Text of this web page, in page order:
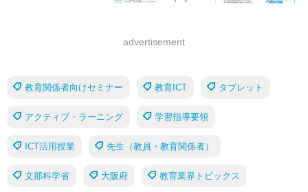
advertisement
教育関係者向けセミナー 教育ICT タブレット
アクティブ・ラーニング 学習指導要領
ICT活用授業 先生（教員・教育関係者）
文部科学省 大阪府 教育業界トピックス